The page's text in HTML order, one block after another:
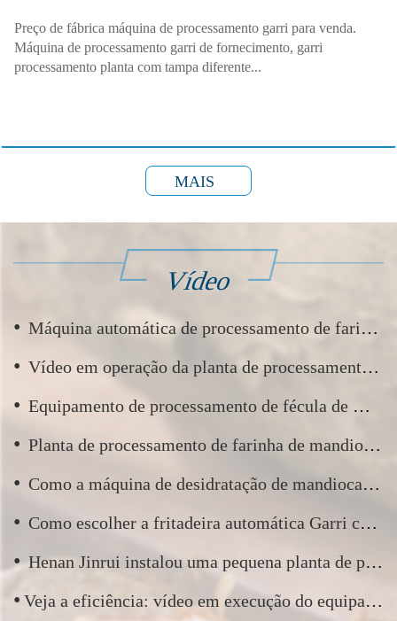
Preço de fábrica máquina de processamento garri para venda.
Máquina de processamento garri de fornecimento, garri
processamento planta com tampa diferente...
MAIS
Vídeo
• Máquina automática de processamento de farinha de mandioca e vídeo do processo de produção de farinha de mandioca
• Vídeo em operação da planta de processamento de fécula de mandioca
• Equipamento de processamento de fécula de mandioca na Indonésia executando vídeo
• Planta de processamento de farinha de mandioca 5TPD na Guiana — Comissionamento e teste
• Como a máquina de desidratação de mandioca certa aumenta seu rendimento e lucro?
• Como escolher a fritadeira automática Garri certa para o seu negócio de processamento Garri?
•Henan Jinrui instalou uma pequena planta de processamento de amido de mandioca para o estado de Oyo, Nigéria
• ​Veja a eficiência: vídeo em execução do equipamento de fabricação de farinha de mandioca de Henan Jinrui